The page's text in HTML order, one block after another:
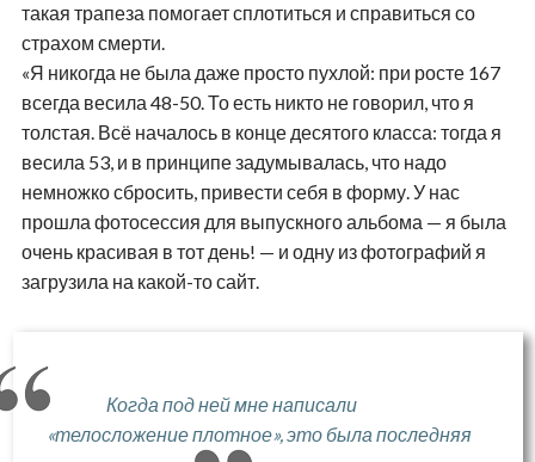
такая трапеза помогает сплотиться и справиться со
страхом смерти.
«Я никогда не была даже просто пухлой: при росте 167
всегда весила 48-50. То есть никто не говорил, что я
толстая. Всё началось в конце десятого класса: тогда я
весила 53, и в принципе задумывалась, что надо
немножко сбросить, привести себя в форму. У нас
прошла фотосессия для выпускного альбома — я была
очень красивая в тот день! — и одну из фотографий я
загрузила на какой-то сайт.
Когда под ней мне написали
«телосложение плотное», это была последняя